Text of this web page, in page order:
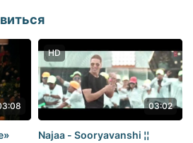
HD
03:02
Najaa - Sooryavanshi ¦¦